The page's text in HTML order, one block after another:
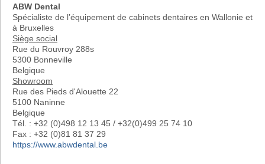
ABW Dental
Spécialiste de l’équipement de cabinets dentaires en Wallonie et
à Bruxelles
Siège social
Rue du Rouvroy 288s
5300 Bonneville
Belgique
Showroom
Rue des Pieds d'Alouette 22
5100 Naninne
Belgique
Tél. : +32 (0)498 12 13 45 / +32(0)499 25 74 10
Fax : +32 (0)81 81 37 29
https://www.abwdental.be